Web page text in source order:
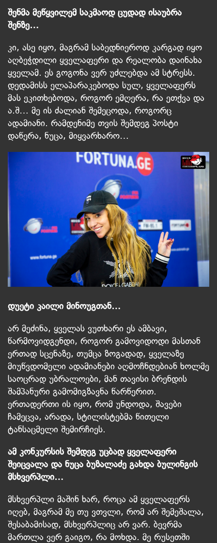
შენმა მეწყვილემ საკმაოდ ცუდად ისაუბრა
შენზე…
კი, ასე იყო, მაგრამ საბედნიეროდ კარგად იყო
აღბეჭდილი ყველაფერი და რეალობა დაინახა
ყველამ. ეს გოგონა ვერ უძლებდა ამ სტრესს.
დედამისს ელაპარაკებოდა სულ, ყველაფერს
მას ეკითხებოდა, როგორ ემღერა, რა ეთქვა და
ა.შ… მე ის ძალიან შემეცოდა, როგორც
ადამიანი. რამდენიმე თვის შემდეგ პოსტი
დაწერა, ნუცა, მიყვარხარო…
დუეტი კაილი მინოუგთან…
არ მეძინა, ყველას ვუთხარი ეს ამბავი,
წარმოვიდგენდი, როგორ გამოვიდოდი მასთან
ერთად სცენაზე, თუმცა ზოგადად, ყველაზე
მიუწვდომელი ადამიანები აღმოჩნდებიან ხოლმე
საოცრად უბრალოები, მან თავისი ბრენდის
შამპანური გამომიგზავნა წარწერით.
ერთადერთი ის იყო, რომ უნდოდა, შავები
ჩამეცვა, არადა, სტილისტებმა წითელი
ტანსაცმელი შემირჩიეს.
ამ კონკურსის შემდეგ უცბად ყველაფერი
შეიცვალა და ნუცა ბუზალაძე გახდა ბულინგის
მსხვერპლი…
მსხვერპლი მაშინ ხარ, როცა ამ ყველაფერს
იღებ, მაგრამ მე თუ ვთვლი, რომ არ შემეშალა,
შესაბამისად, მსხვერპლიც არ ვარ. ბევრმა
მართლა ვერ გაიგო, რა მოხდა. მე რუსეთში